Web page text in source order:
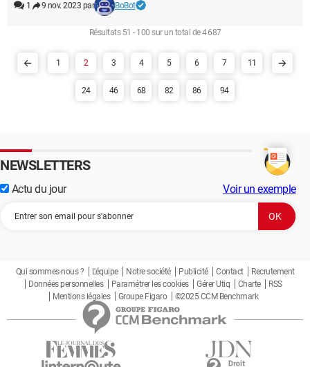
1 9 nov. 2023 par BoBot
Résultats 51 - 100 sur un total de 4 687
1 2 3 4 5 6 7 11
24 46 68 82 86 94
NEWSLETTERS
Actu du jour Voir un exemple
Qui sommes-nous ? L'équipe Notre société Publicité Contact
Recrutement
Données personnelles
Paramétrer les cookies Gérer Utiq Charte
RSS
Mentions légales
Groupe Figaro ©2025 CCM Benchmark